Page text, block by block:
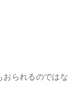
おられるのではな